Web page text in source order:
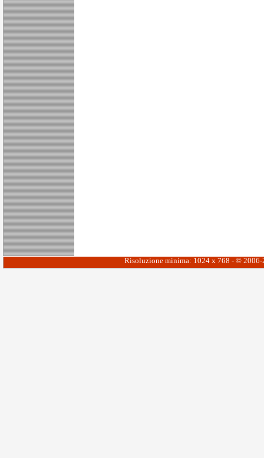
Risoluzione minima: 1024 x 768 - ©